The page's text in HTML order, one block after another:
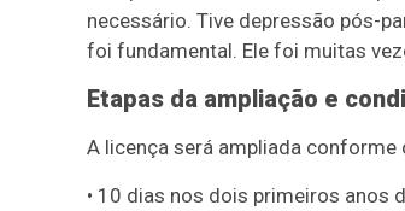
necessário. Tive depressão pós-
foi fundamental. Ele foi muitas
Etapas da ampliação e
A licença será ampliada conforme
• 10 dias nos dois primeiros anos